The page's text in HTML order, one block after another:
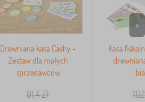
Drewniana kasa Cashy -
Zestaw dla małych
sprzedawców
81,4Zł
Kasa
>